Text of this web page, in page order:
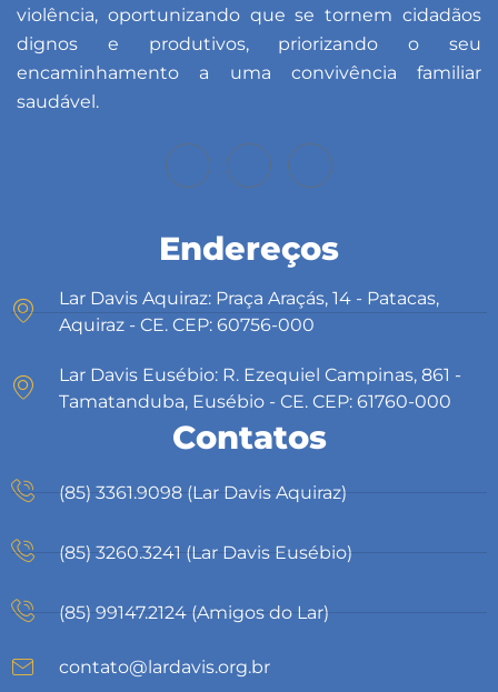
violência, oportunizando que se tornem cidadãos
dignos e produtivos, priorizando o seu
encaminhamento a uma convivência familiar
saudável.
Endereços
Lar Davis Aquiraz: Praça Araçás, 14 - Patacas,
Aquiraz - CE. CEP: 60756-000
Lar Davis Eusébio: R. Ezequiel Campinas, 861 -
Tamatanduba, Eusébio - CE. CEP: 61760-000
Contatos
(85) 3361.9098 (Lar Davis Aquiraz)
(85) 3260.3241 (Lar Davis Eusébio)
(85) 99147.2124 (Amigos do Lar)
contato@lardavis.org.br